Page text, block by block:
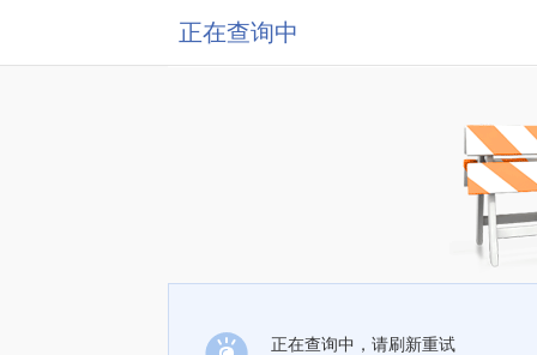
正在查询中
正在查询中，请刷新重试